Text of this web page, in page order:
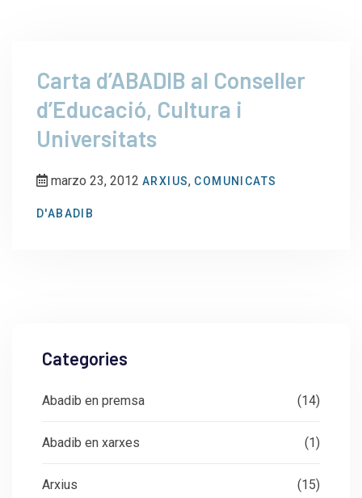
Carta d’ABADIB al Conseller
d’Educació, Cultura‏ i
Universitats
marzo 23, 2012 ARXIUS, COMUNICATS
D'ABADIB
Categories
Abadib en premsa (14)
Abadib en xarxes (1)
Arxius (15)